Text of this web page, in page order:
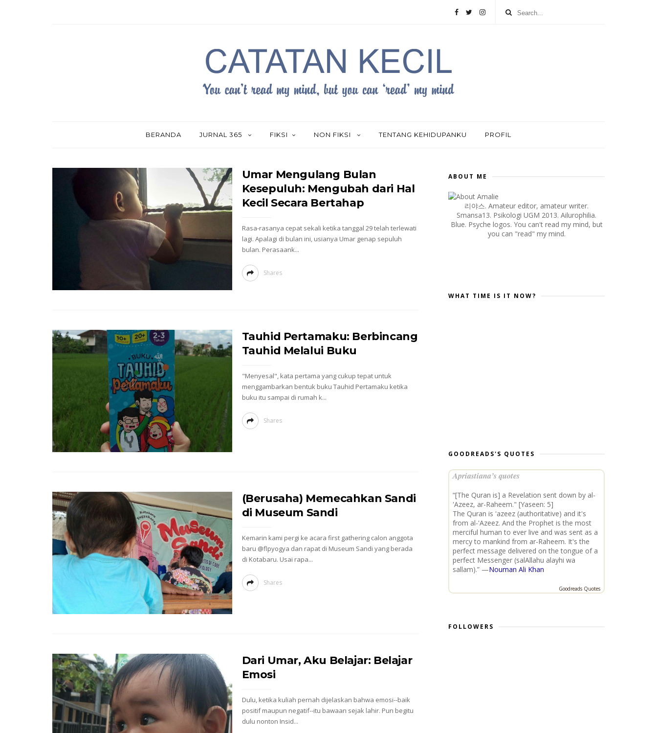
BERANDA JURNAL 365 FIKSI NON FIKSI TENTANG KEHIDUPANKU PROFIL
Umar Mengulang Bulan
Kesepuluh: Mengubah dari Hal
Kecil Secara Bertahap
Rasa-rasanya cepat sekali ketika tanggal 29 telah terlewati
lagi. Apalagi di bulan ini, usianya Umar genap sepuluh
bulan. Perasaank...
Shares
Tauhid Pertamaku: Berbincang
Tauhid Melalui Buku
"Menyesal", kata pertama yang cukup tepat untuk
menggambarkan bentuk buku Tauhid Pertamaku ketika
buku itu sampai di rumah k...
Shares
(Berusaha) Memecahkan Sandi
di Museum Sandi
Kemarin kami pergi ke acara first gathering calon anggota
baru @flpyogya dan rapat di Museum Sandi yang berada
di Kotabaru. Usai rapa...
Shares
Dari Umar, Aku Belajar: Belajar
Emosi
Dulu, ketika kuliah pernah dijelaskan bahwa emosi--baik
positif maupun negatif--itu bawaan sejak lahir. Pun begitu
dulu nonton Insid...
ABOUT ME
리야스. Amateur editor, amateur writer.
Smansa13. Psikologi UGM 2013. Ailurophilia.
Blue. Psyche logos. You can't read my mind, but
you can "read" my mind.
WHAT TIME IS IT NOW?
GOODREADS'S QUOTES
Apriastiana’s quotes
“[The Quran is] a Revelation sent down by al-
'Azeez, ar-Raheem." [Yaseen: 5]
The Quran is 'azeez (authoritative) and it's
from al-'Azeez. And the Prophet is the most
merciful human to ever live and was sent as a
mercy to mankind from ar-Raheem. It's the
perfect message delivered on the tongue of a
perfect Messenger (salAllahu alayhi wa
sallam).” —Nouman Ali Khan
Goodreads Quotes
FOLLOWERS